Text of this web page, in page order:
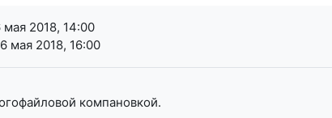
2018, 14:00
мая 2018, 16:00
компановкой.